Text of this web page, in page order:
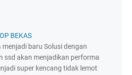
BEKAS
menjadi baru Solusi dengan
ssd akan menjadikan performa
super kencang tidak lemot